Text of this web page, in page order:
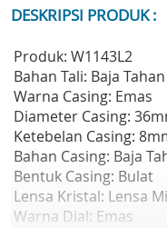
DESKRIPSI PRODUK :
Produk: W1143L2
Bahan Tali: Baja
Warna Casing: Emas
Diameter Casing:
Ketebelan Casing:
Bahan Casing: Baja
Bentuk Casing: Bulat
Lensa Kristal: Lensa
Warna Dial: Emas